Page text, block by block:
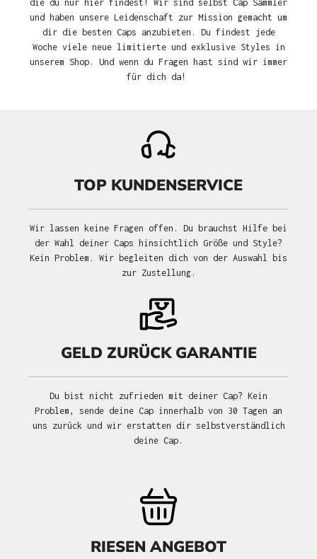
die du nur hier findest! Wir sind selbst Cap Sammler
und haben unsere Leidenschaft zur Mission gemacht um
dir die besten Caps anzubieten. Du findest jede
Woche viele neue limitierte und exklusive Styles in
unserem Shop. Und wenn du Fragen hast sind wir immer
für dich da!
TOP KUNDENSERVICE
Wir lassen keine Fragen offen. Du brauchst Hilfe bei
der Wahl deiner Caps hinsichtlich Größe und Style?
Kein Problem. Wir begleiten dich von der Auswahl bis
zur Zustellung.
GELD ZURÜCK GARANTIE
Du bist nicht zufrieden mit deiner Cap? Kein
Problem, sende deine Cap innerhalb von 30 Tagen an
uns zurück und wir erstatten dir selbstverständlich
deine Cap.
RIESEN ANGEBOT